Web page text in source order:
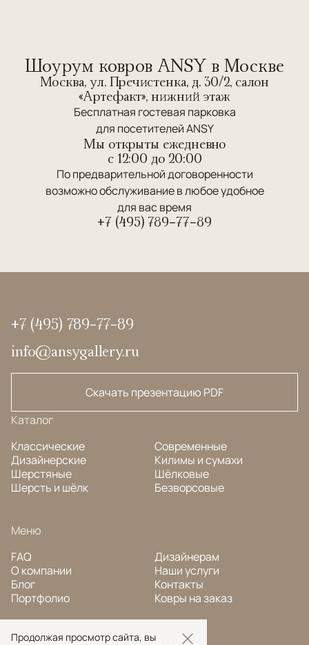
Шоурум ковров ANSY в Москве
Москва, ул. Пречистенка, д. 30/2, салон
«Артефакт», нижний этаж
Бесплатная гостевая парковка
для посетителей ANSY
Мы открыты ежедневно
c 12:00 до 20:00
По предварительной договоренности
возможно обслуживание в любое удобное
для вас время
+7 (495) 789-77-89
+7 (495) 789-77-89
info@ansygallery.ru
Скачать презентацию PDF
Каталог
Классические
Дизайнерские
Шерстяные
Шерсть и шёлк
Современные
Килимы и сумахи
Шёлковые
Безворсовые
Меню
FAQ
О компании
Блог
Портфолио
Дизайнерам
Наши услуги
Контакты
Ковры на заказ
© Ansy Carpet Company 2005 — 2026
Продолжая просмотр сайта, вы